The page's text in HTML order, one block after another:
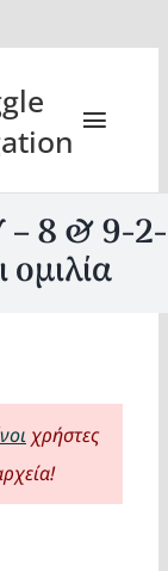
8 & 9-2-
χρήστες